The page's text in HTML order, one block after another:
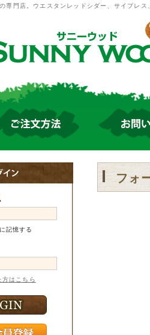
専門店。ウエスタンレッドシダー、サイプレ
記憶する
方はこちら
フォ